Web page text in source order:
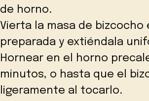
de horno.
Vierta la masa de
preparada y extiéndala
Hornear en el horno
minutos, o hasta que el
ligeramente al tocarlo.